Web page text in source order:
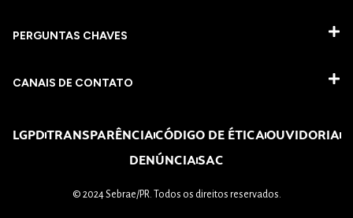
PERGUNTAS CHAVES​
CANAIS DE CONTATO
LGPDTRANSPARÊNCIACÓDIGO DE ÉTICAOUVIDORIA
DENÚNCIASAC
© 2024 Sebrae/PR. Todos os direitos reservados.